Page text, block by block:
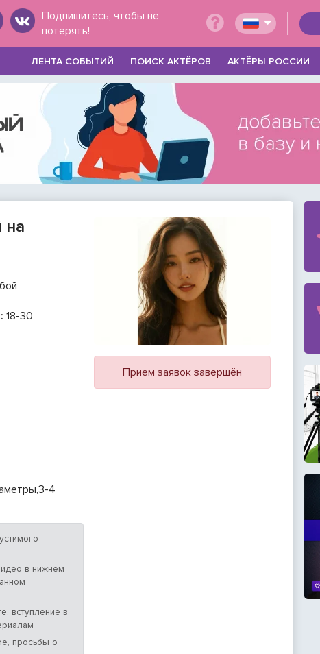
Подпишитесь, чтобы не
потерять!
ЛЕНТА СОБЫТИЙ ПОИСК АКТЁРОВ АКТЁРЫ РОССИИ
на
18-30
4
в нижнем
вступление в
просьбы о
Прием заявок завершён